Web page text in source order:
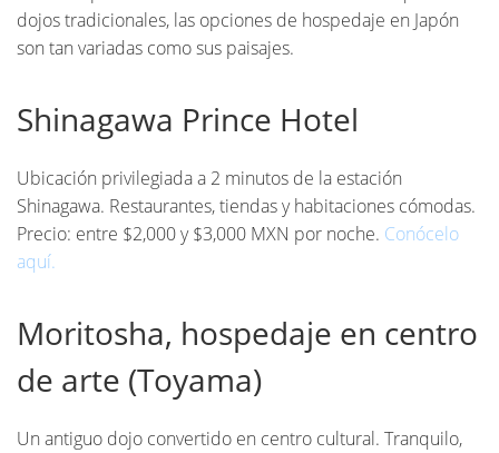
dojos tradicionales, las opciones de hospedaje en Japón
son tan variadas como sus paisajes.
Shinagawa Prince Hotel
Ubicación privilegiada a 2 minutos de la estación
Shinagawa. Restaurantes, tiendas y habitaciones cómodas.
Precio: entre $2,000 y $3,000 MXN por noche. Conócelo
aquí.
Moritosha, hospedaje en centro
de arte (Toyama)
Un antiguo dojo convertido en centro cultural. Tranquilo,